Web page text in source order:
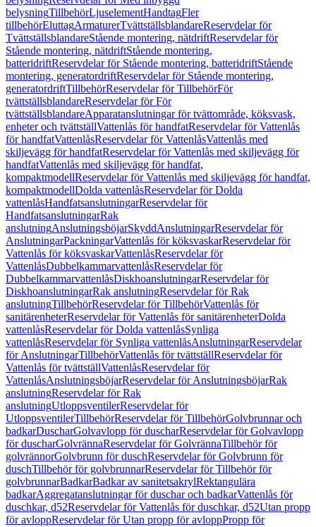
belysningTillbehörLjuselementHandtagFler
tillbehörEluttagArmaturerTvättställsblandareReservdelar för
TvättställsblandareStående montering, nätdriftReservdelar för
Stående montering, nätdriftStående montering,
batteridriftReservdelar för Stående montering, batteridriftStående
montering, generatordriftReservdelar för Stående montering,
generatordriftTillbehörReservdelar för TillbehörFör
tvättställsblandareReservdelar för För
tvättställsblandareApparatanslutningar för tvättområde, köksvask,
enheter och tvättställVattenlås för handfatReservdelar för Vattenlås
för handfatVattenlåsReservdelar för VattenlåsVattenlås med
skiljevägg för handfatReservdelar för Vattenlås med skiljevägg för
handfatVattenlås med skiljevägg för handfat,
kompaktmodellReservdelar för Vattenlås med skiljevägg för handfat,
kompaktmodellDolda vattenlåsReservdelar för Dolda
vattenlåsHandfatsanslutningarReservdelar för
HandfatsanslutningarRak
anslutningAnslutningsböjarSkyddAnslutningarReservdelar för
AnslutningarPackningarVattenlås för köksvaskarReservdelar för
Vattenlås för köksvaskarVattenlåsReservdelar för
VattenlåsDubbelkammarvattenlåsReservdelar för
DubbelkammarvattenlåsDiskhoanslutningarReservdelar för
DiskhoanslutningarRak anslutningReservdelar för Rak
anslutningTillbehörReservdelar för TillbehörVattenlås för
sanitärenheterReservdelar för Vattenlås för sanitärenheterDolda
vattenlåsReservdelar för Dolda vattenlåsSynliga
vattenlåsReservdelar för Synliga vattenlåsAnslutningarReservdelar
för AnslutningarTillbehörVattenlås för tvättställReservdelar för
Vattenlås för tvättställVattenlåsReservdelar för
VattenlåsAnslutningsböjarReservdelar för AnslutningsböjarRak
anslutningReservdelar för Rak
anslutningUtloppsventilerReservdelar för
UtloppsventilerTillbehörReservdelar för TillbehörGolvbrunnar och
badkarDuscharGolvavlopp för duscharReservdelar för Golvavlopp
för duscharGolvrännaReservdelar för GolvrännaTillbehör för
golvrännorGolvbrunn för duschReservdelar för Golvbrunn för
duschTillbehör för golvbrunnarReservdelar för Tillbehör för
golvbrunnarBadkarBadkar av sanitetsakrylRektangulära
badkarAggregatanslutningar för duschar och badkarVattenlås för
duschkar, d52Reservdelar för Vattenlås för duschkar, d52Utan propp
för avloppReservdelar för Utan propp för avloppPropp för